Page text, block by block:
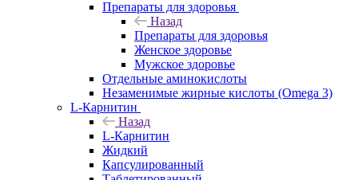
Препараты для здоровья
Назад
Препараты для здоровья
Женское здоровье
Мужское здоровье
Отдельные аминокислоты
Незаменимые жирные кислоты (Omega 3)
L-Карнитин
Назад
L-Карнитин
Жидкий
Капсулированный